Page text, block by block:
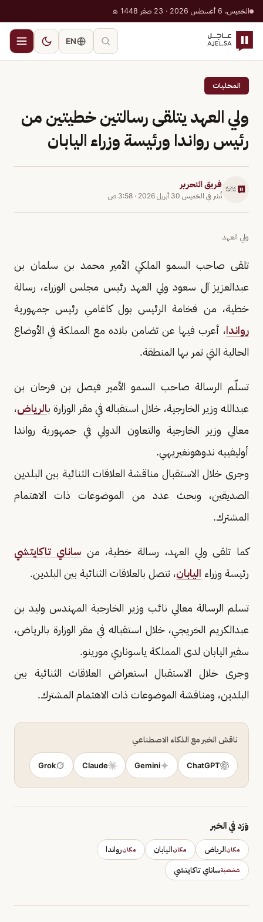
الخميس، 6 أغسطس 2026 · 23 صفر 1448 هـ
EN
المحليات
ولي العهد يتلقى رسالتين خطيتين من
رئيس رواندا ورئيسة وزراء اليابان
فريق التحرير
نُشر في الخميس 30 أبريل 2026 · 3:58 ص
ولي العهد
تلقى صاحب السمو الملكي الأمير محمد بن سلمان بن
عبدالعزيز آل سعود ولي العهد رئيس مجلس الوزراء، رسالة
خطية، من فخامة الرئيس بول كاغامي رئيس جمهورية
رواندا، أعرب فيها عن تضامن بلاده مع المملكة في الأوضاع
الحالية التي تمر بها المنطقة.
تسلّم الرسالة صاحب السمو الأمير فيصل بن فرحان بن
عبدالله وزير الخارجية، خلال استقباله في مقر الوزارة بالرياض،
معالي وزير الخارجية والتعاون الدولي في جمهورية رواندا
أوليفييه ندوهونغيريهي.
وجرى خلال الاستقبال مناقشة العلاقات الثنائية بين البلدين
الصديقين، وبحث عدد من الموضوعات ذات الاهتمام
المشترك.
كما تلقى ولي العهد، رسالة خطية، منساناي تاكايتشي
رئيسة وزراء اليابان، تتصل بالعلاقات الثنائية بين البلدين.
تسلم الرسالة معالي نائب وزير الخارجية المهندس وليد بن
عبدالكريم الخريجي، خلال استقباله في مقر الوزارة بالرياض،
سفير اليابان لدى المملكة ياسوناري مورينو.
وجرى خلال الاستقبال استعراض العلاقات الثنائية بين
البلدين، ومناقشة الموضوعات ذات الاهتمام المشترك.
ناقش الخبر مع الذكاء الاصطناعي
ChatGPT
Gemini
Claude
Grok
وَرَد في الخبر
مكانالرياض مكاناليابان مكانرواندا
شخصيةساناي تاكايتشي